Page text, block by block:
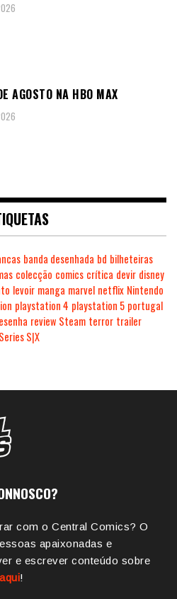
AGOSTO NA HBO MAX
banda desenhada bd bilheteiras
colecção comics crítica devir disney
levoir manga marvel netflix Nintendo
playstation 4 playstation 5 portugal
review Steam terror trailer
S|X
com o Central Comics? O
apaixonadas e
e escrever conteúdo sobre
aqui!